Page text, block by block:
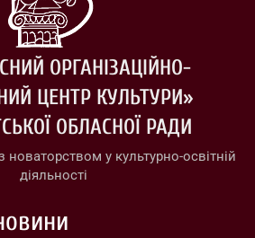
ОРГАНІЗАЦІЙНО-
ЦЕНТР КУЛЬТУРИ»
ОБЛАСНОЇ РАДИ
новаторством у культурно-освітній
діяльності